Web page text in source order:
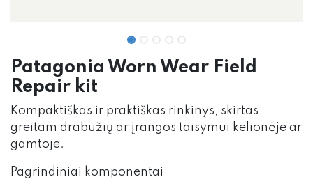
Patagonia Worn Wear Field
Repair kit
Kompaktiškas ir praktiškas rinkinys, skirtas
greitam drabužių ar įrangos taisymui kelionėje ar
gamtoje.
Pagrindiniai komponentai